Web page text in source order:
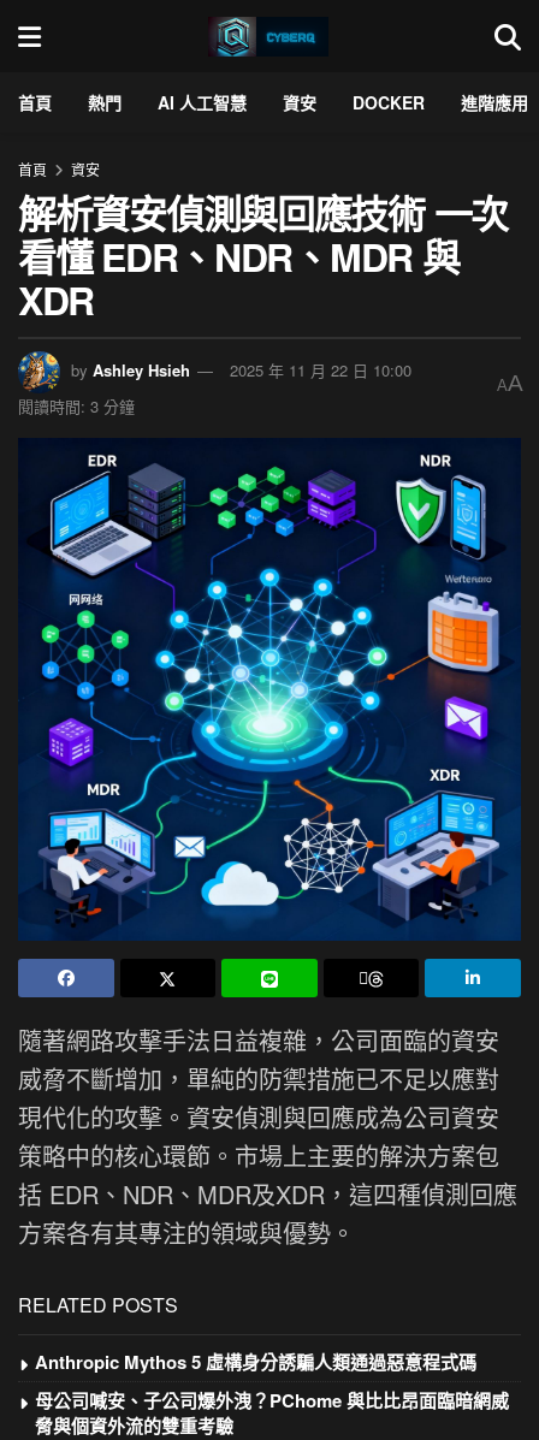
首頁 熱門 AI 人工智慧 資安 DOCKER 進階應用
首頁 資安
解析資安偵測與回應技術 一次
看懂 EDR、NDR、MDR 與
XDR
by Ashley Hsieh
2025 年 11 月 22 日 10:00
閱讀時間: 3 分鐘
AA
隨著網路攻擊手法日益複雜，公司面臨的資安
威脅不斷增加，單純的防禦措施已不足以應對
現代化的攻擊。資安偵測與回應成為公司資安
策略中的核心環節。市場上主要的解決方案包
括 EDR、NDR、MDR及XDR，這四種偵測回應
方案各有其專注的領域與優勢。
RELATED POSTS
Anthropic Mythos 5 虛構身分誘騙人類通過惡意程式碼
母公司喊安、子公司爆外洩？PChome 與比比昂面臨暗網威
脅與個資外流的雙重考驗